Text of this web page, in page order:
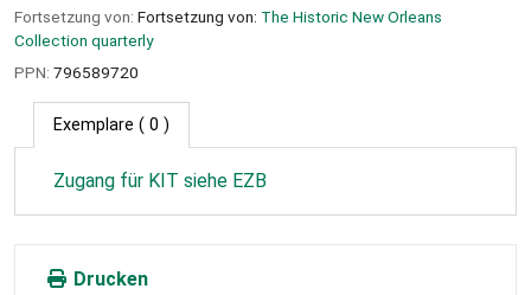
Fortsetzung von: Fortsetzung von: The Historic New Orleans
Collection quarterly
PPN: 796589720
Exemplare ( 0 )
Zugang für KIT siehe EZB
Drucken